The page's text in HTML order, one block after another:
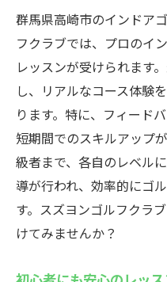
群馬県高崎市のインドア
フクラブでは、プロのイ
レッスンが受けられます
し、リアルなコース体験
ります。特に、フィード
短期間でのスキルアップ
級者まで、各自のレベル
導が行われ、効率的にゴ
す。スズヨンゴルフクラ
けてみませんか？